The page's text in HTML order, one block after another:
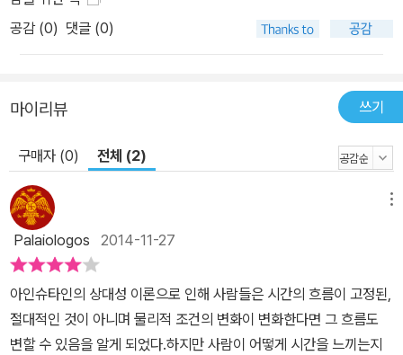
공감 (0) 댓글 (0)
마이리뷰 쓰기
구매자 (0) 전체 (2)
Palaiologos 2014-11-27
아인슈타인의 상대성 이론으로 인해 사람들은 시간의 흐름이 고정된,
절대적인 것이 아니며 물리적 조건의 변화이 변화한다면 그 흐름도
변할 수 있음을 알게 되었다.하지만 사람이 어떻게 시간을 느끼는지